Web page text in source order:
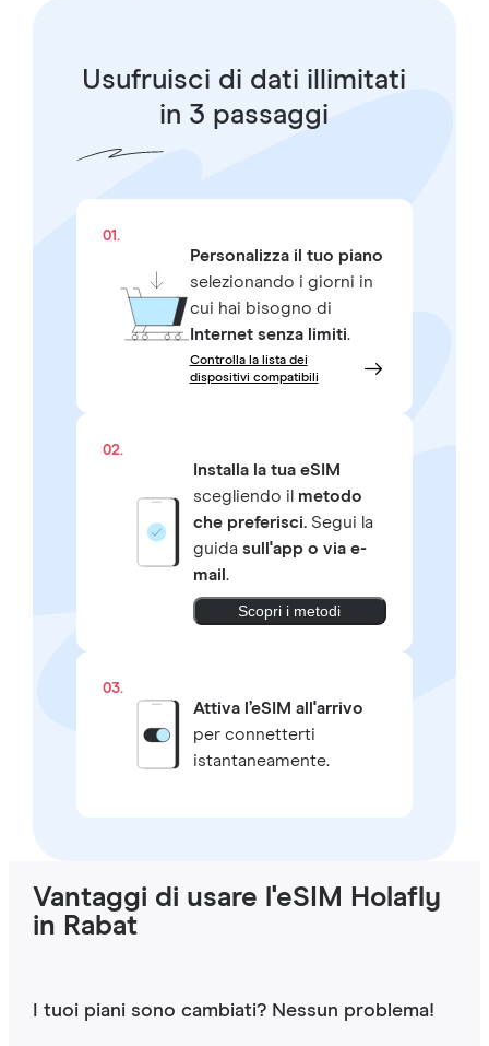
Usufruisci di dati illimitati
in 3 passaggi
01.
Personalizza il tuo piano
selezionando i giorni in
cui hai bisogno di
Internet senza limiti.
Controlla la lista dei
dispositivi compatibili
02.
Installa la tua eSIM
scegliendo il metodo
che preferisci.Segui la
guida sull'app o via e-
mail .
Scopri i metodi
03.
Attiva l’eSIM all'arrivo
per connetterti
istantaneamente.
Vantaggi di usare l'eSIM Holafly
in Rabat
I tuoi piani sono cambiati? Nessun problema!